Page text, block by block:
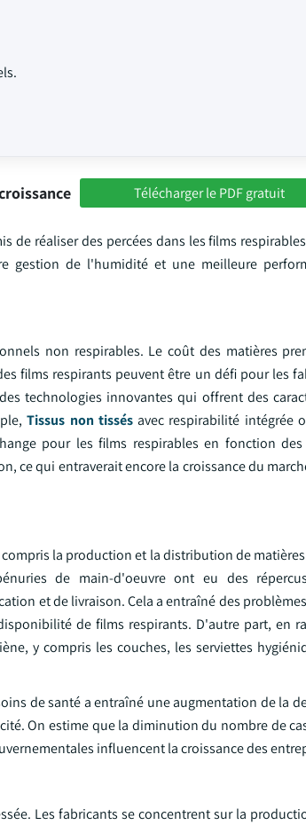
Télécharger le PDF gratuit
réaliser des percées dans les films
gestion de l'humidité et une meilleure
non respirables. Le coût des matières
films respirants peuvent être un défi pour les
technologies innovantes qui offrent des
Tissus non tissésavec respirabilité intégrée
pour les films respirables en fonction des
ce qui entraverait encore la croissance du
la production et la distribution de
de main-d'oeuvre ont eu des
et de livraison. Cela a entraîné des
de films respirants. D'autre part, en
y compris les couches, les serviettes
de santé a entraîné une augmentation de la
On estime que la diminution du nombre de cas
influencent la croissance des
Les fabricants se concentrent sur la